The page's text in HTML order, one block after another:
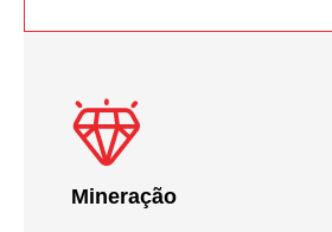
Mineração